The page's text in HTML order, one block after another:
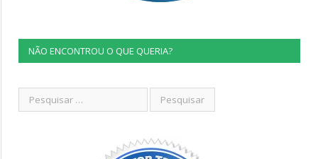
NÃO ENCONTROU O QUE QUERIA?